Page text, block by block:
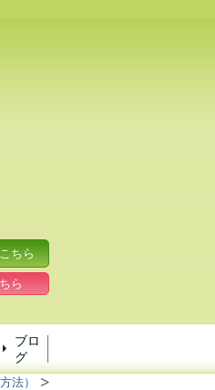
ちら
ら
ブロ
グ
法）